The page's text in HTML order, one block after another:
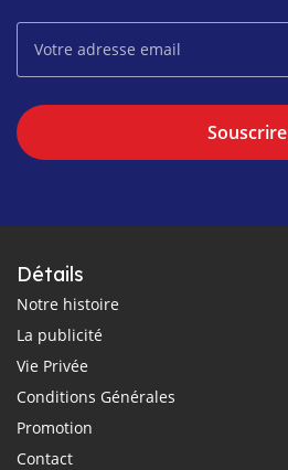
Souscrire
Détails
Notre histoire
La publicité
Vie Privée
Conditions Générales
Promotion
Contact